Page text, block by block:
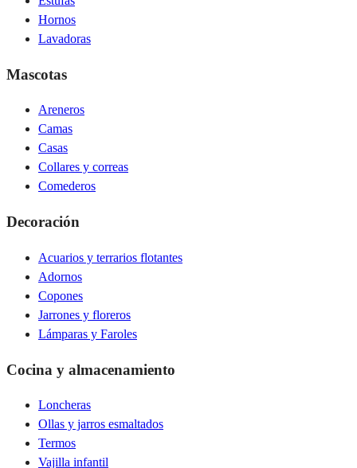
Hornos
Lavadoras
Mascotas
Areneros
Camas
Casas
Collares y correas
Comederos
Decoración
Acuarios y terrarios flotantes
Adornos
Copones
Jarrones y floreros
Lámparas y Faroles
Cocina y almacenamiento
Loncheras
Ollas y jarros esmaltados
Termos
Vajilla infantil